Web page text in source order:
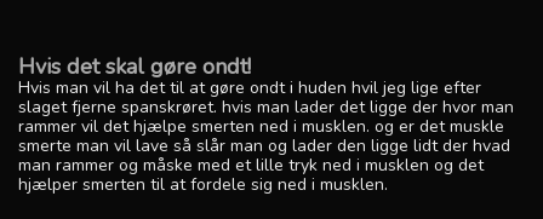
Hvis det skal gøre ondt!
Hvis man vil ha det til at gøre ondt i huden hvil jeg lige efter
slaget fjerne spanskrøret. hvis man lader det ligge der hvor man
rammer vil det hjælpe smerten ned i musklen. og er det muskle
smerte man vil lave så slår man og lader den ligge lidt der hvad
man rammer og måske med et lille tryk ned i musklen og det
hjælper smerten til at fordele sig ned i musklen.